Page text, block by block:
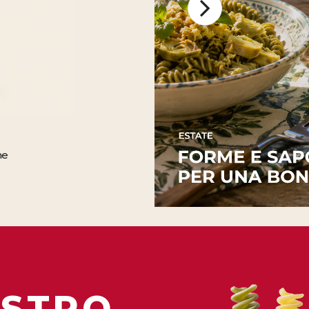
PASTA DI GRANO
Casarecce di Semola di